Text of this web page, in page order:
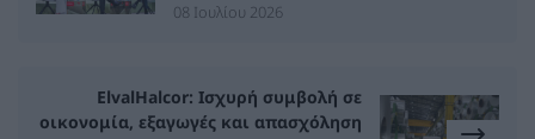
08 Ιουλίου 2026
ElvalHalcor: Ισχυρή συμβολή σε
οικονομία, εξαγωγές και απασχόληση